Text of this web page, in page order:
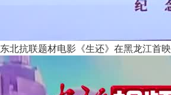
东北抗联题材电影《生还》在黑龙江首映